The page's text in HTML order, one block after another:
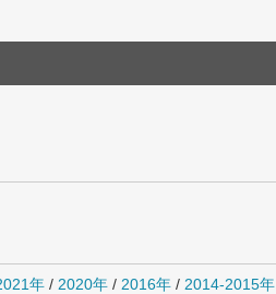
年 / 2020年 / 2016年 / 2014-2015年